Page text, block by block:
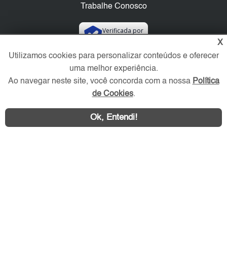
Trabalhe Conosco
Verificada por
Redes Sociais
X
Utilizamos cookies para personalizar conteúdos e oferecer
uma melhor experiência.
Ao navegar neste site, você concorda com a nossa Política
de Cookies.
Ok, Entendi!